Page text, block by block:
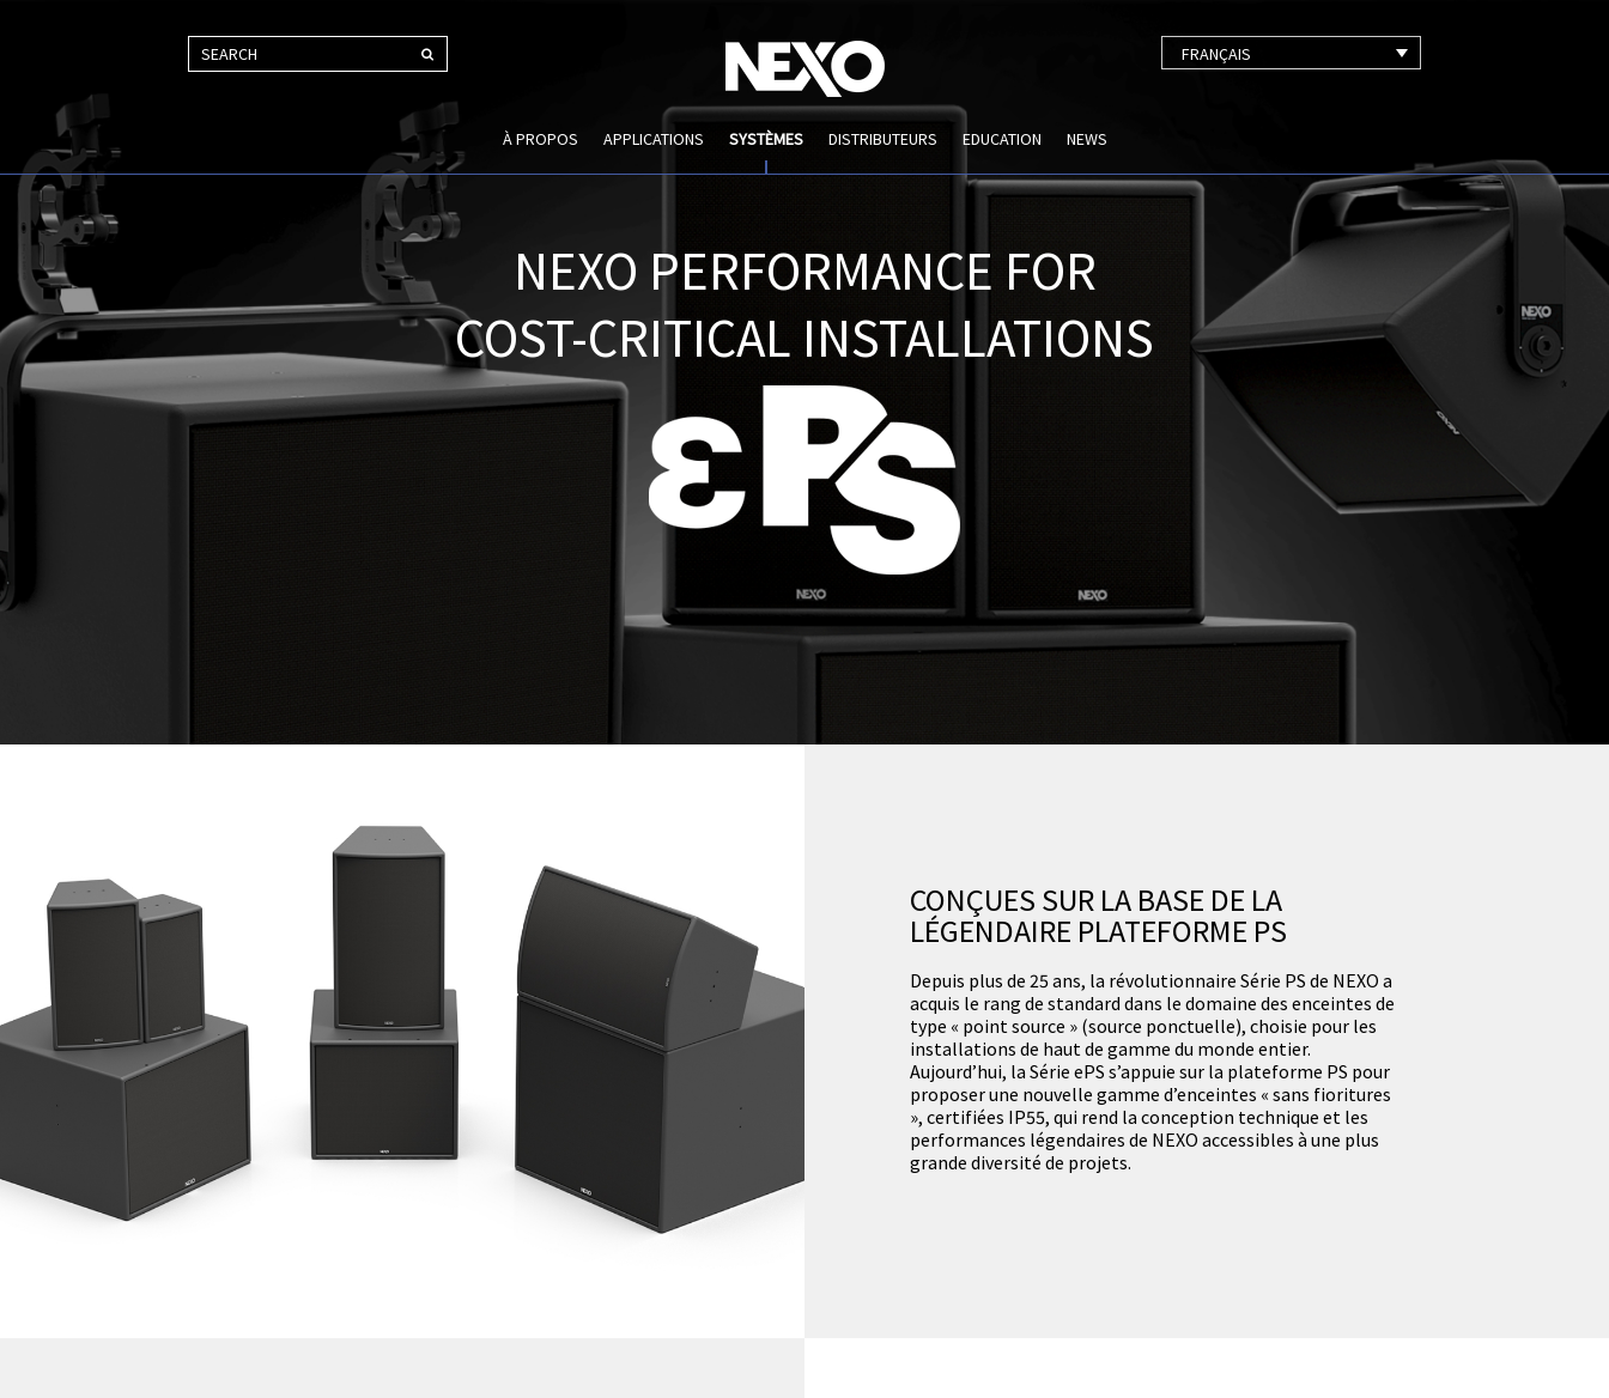
SEARCH FRANÇAIS
À PROPOS APPLICATIONS SYSTÈMES DISTRIBUTEURS EDUCATION NEWS
NEXO PERFORMANCE FOR
COST-CRITICAL INSTALLATIONS
CONÇUES SUR LA BASE DE LA
LÉGENDAIRE PLATEFORME PS
Depuis plus de 25 ans, la révolutionnaire Série PS de NEXO a
acquis le rang de standard dans le domaine des enceintes de
type « point source » (source ponctuelle), choisie pour les
installations de haut de gamme du monde entier.
Aujourd’hui, la Série ePS s’appuie sur la plateforme PS pour
proposer une nouvelle gamme d’enceintes « sans fioritures
», certifiées IP55, qui rend la conception technique et les
performances légendaires de NEXO accessibles à une plus
grande diversité de projets.